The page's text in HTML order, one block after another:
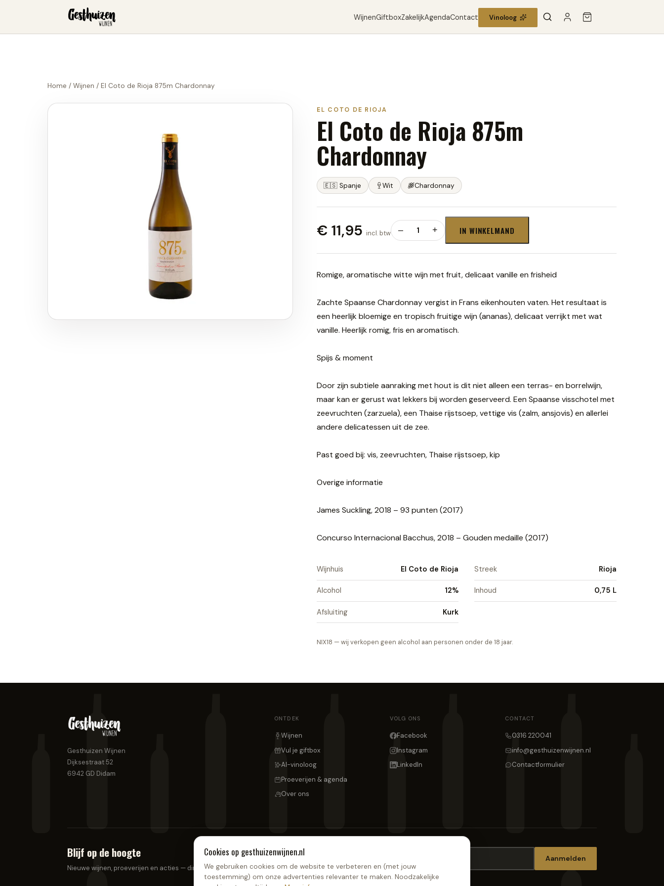
WijnenGiftboxZakelijkAgendaContact Vinoloog
Home / Wijnen / El Coto de Rioja 875m Chardonnay
EL COTO DE RIOJA
El Coto de Rioja 875m
Chardonnay
🇪🇸 Spanje Wit Chardonnay
€ 11,95 incl. btw – 1 + IN WINKELMAND
Romige, aromatische witte wijn met fruit, delicaat vanille en frisheid
Zachte Spaanse Chardonnay vergist in Frans eikenhouten vaten. Het resultaat is
een heerlijk bloemige en tropisch fruitige wijn (ananas), delicaat verrijkt met wat
vanille. Heerlijk romig, fris en aromatisch.
Spijs & moment
Door zijn subtiele aanraking met hout is dit niet alleen een terras- en borrelwijn,
maar kan er gerust wat lekkers bij worden geserveerd. Een Spaanse visschotel met
zeevruchten (zarzuela), een Thaise rijstsoep, vettige vis (zalm, ansjovis) en allerlei
andere delicatessen uit de zee.
Past goed bij: vis, zeevruchten, Thaise rijstsoep, kip
Overige informatie
James Suckling, 2018 – 93 punten (2017)
Concurso Internacional Bacchus, 2018 – Gouden medaille (2017)
Wijnhuis El Coto de Rioja Streek Rioja
Alcohol 12% Inhoud 0,75 L
Afsluiting Kurk
NIX18 — wij verkopen geen alcohol aan personen onder de 18 jaar.
Gesthuizen Wijnen
Dijksestraat 52
6942 GD Didam
ONTDEK
Wijnen
Vul je giftbox
AI-vinoloog
Proeverijen & agenda
Over ons
VOLG ONS
Facebook
Instagram
LinkedIn
CONTACT
0316 220041
info@gesthuizenwijnen.nl
Contactformulier
Blijf op de hoogte
Nieuwe wijnen, proeverijen en acties — direct in je inbox.
Aanmelden
Cookies op gesthuizenwijnen.nl
We gebruiken cookies om de website te verbeteren en (met jouw
toestemming) om onze advertenties relevanter te maken. Noodzakelijke